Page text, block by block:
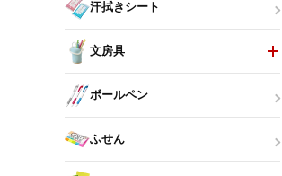
汗拭きシート
文房具
ボールペン
ふせん